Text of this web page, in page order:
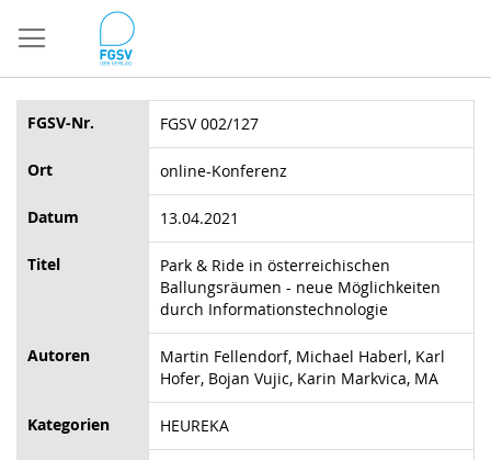
zum
Inhalt
FGSV-Nr. FGSV 002/127
Ort online-Konferenz
Datum 13.04.2021
Titel
Park & Ride in österreichischen
Ballungsräumen - neue Möglichkeiten
durch Informationstechnologie
Autoren
Martin Fellendorf, Michael Haberl, Karl
Hofer, Bojan Vujic, Karin Markvica, MA
Kategorien HEUREKA